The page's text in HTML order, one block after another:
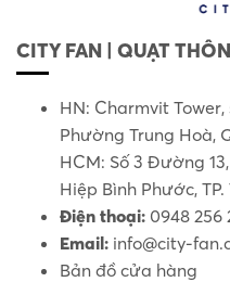
CITY FAN | QUẠT
HN: Charmvit Tower,
Phường Trung Hoà,
HCM: Số 3 Đường
Hiệp Bình Phước,
Điện thoại: 0948 256
Email: info@city-
Bản đồ cửa hàng